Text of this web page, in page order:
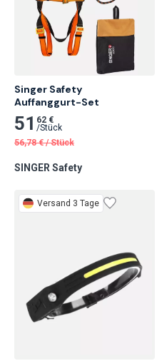
Singer Safety
Auffanggurt-Set
51 62 €
/Stück
56,78 € /Stück
SINGER Safety
Versand 3 Tage